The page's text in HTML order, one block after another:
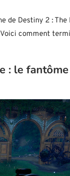
de Destiny 2 :
comment
: le